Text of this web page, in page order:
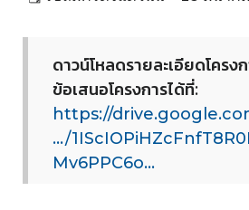
ดาวน์โหลดรายละเอียดโครง
ข้อเสนอโครงการได้ที่:
https://
…/
Mv6PPC6o…